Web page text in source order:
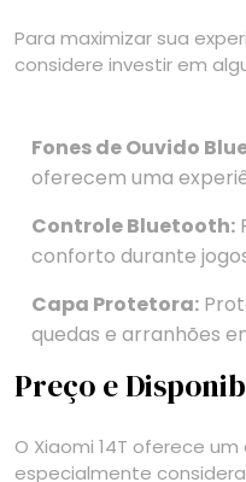
Para maximizar sua
considere investir em
Fones de Ouvido
oferecem uma
Controle Bluetooth:
conforto durante
Capa Protetora:
quedas e arranhões
Preço e
O Xiaomi 14T oferece
especialmente